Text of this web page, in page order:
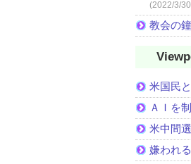
(2022/3/
教会の
米国民
ＡＩを
米中間
嫌われ